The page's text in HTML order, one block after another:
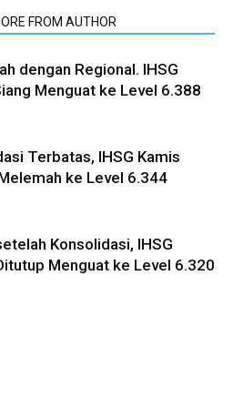
FROM AUTHOR
dengan Regional. IHSG
Menguat ke Level 6.388
Terbatas, IHSG Kamis
ke Level 6.344
Konsolidasi, IHSG
Menguat ke Level 6.320